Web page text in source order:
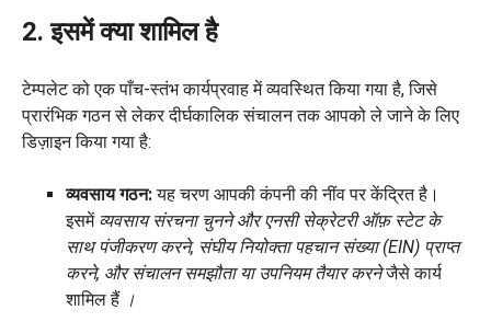
2. इसमें क्या शामिल है
टेम्पलेट को एक पाँच-स्तंभ कार्यप्रवाह में व्यवस्थित किया गया है, जिसे
प्रारंभिक गठन से लेकर दीर्घकालिक संचालन तक आपको ले जाने के लिए
डिज़ाइन किया गया है:
व्यवसाय गठन:यह चरण आपकी कंपनी की नींव पर केंद्रित है।
इसमें व्यवसाय संरचना चुनने और एनसी सेक्रेटरी ऑफ़ स्टेट के
साथ पंजीकरण करने, संघीय नियोक्ता पहचान संख्या (EIN) प्राप्त
करने, और संचालन समझौता या उपनियम तैयार करनेजैसे कार्य
शामिल हैं ।